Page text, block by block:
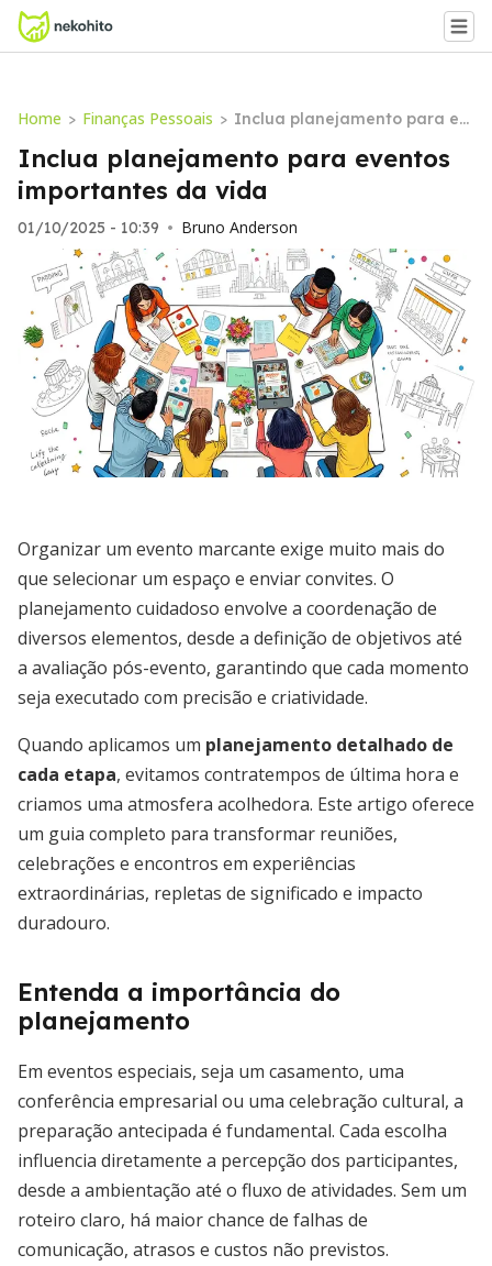
Home > Finanças Pessoais > Inclua planejamento para ev
Inclua planejamento para eventos
importantes da vida
01/10/2025 - 10:39 • Bruno Anderson
Organizar um evento marcante exige muito mais do
que selecionar um espaço e enviar convites. O
planejamento cuidadoso envolve a coordenação de
diversos elementos, desde a definição de objetivos até
a avaliação pós-evento, garantindo que cada momento
seja executado com precisão e criatividade.
Quando aplicamos um planejamento detalhado de
cada etapa, evitamos contratempos de última hora e
criamos uma atmosfera acolhedora. Este artigo oferece
um guia completo para transformar reuniões,
celebrações e encontros em experiências
extraordinárias, repletas de significado e impacto
duradouro.
Entenda a importância do
planejamento
Em eventos especiais, seja um casamento, uma
conferência empresarial ou uma celebração cultural, a
preparação antecipada é fundamental. Cada escolha
influencia diretamente a percepção dos participantes,
desde a ambientação até o fluxo de atividades. Sem um
roteiro claro, há maior chance de falhas de
comunicação, atrasos e custos não previstos.